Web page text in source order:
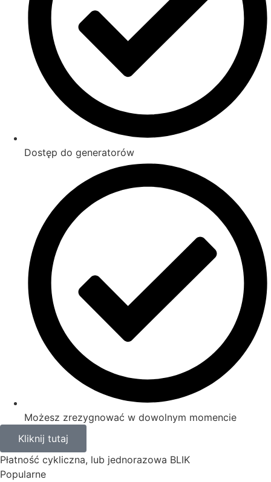
Dostęp do generatorów
Możesz zrezygnować w dowolnym momencie
Kliknij tutaj
Płatność cykliczna, lub jednorazowa BLIK
Popularne